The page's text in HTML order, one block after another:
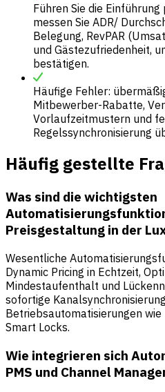
Führen Sie die
messen Sie ADR/
Belegung, RevPAR
und Gästezufriedenheit,
bestätigen.
Häufige Fehler:
Mitbewerber-Rabatte,
Vorlaufzeitmustern und
Regelssynchronisierung
Häufig gestellte
Was sind die wichtigsten
Preisgestaltung in der
Wesentliche
Dynamic Pricing in Echtzeit,
Mindestaufenthalt und
sofortige
Betriebsautomatisierungen wie
Smart Locks.
Wie integrieren sich
PMS und Channel